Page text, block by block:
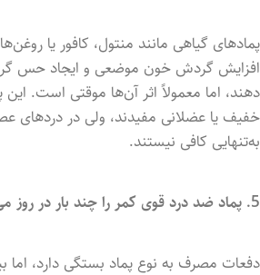
پمادهای گیاهی مانند منتول، کافور یا
افزایش گردش خون موضعی و ایجاد حس
دهند، اما معمولاً اثر آن‌ها موقتی است. این
خفیف یا عضلانی مفیدند، ولی در دردهای
به‌تنهایی کافی نیستند.
5. پماد ضد درد قوی کمر را چند بار در روز می‌توان استفاده کرد؟